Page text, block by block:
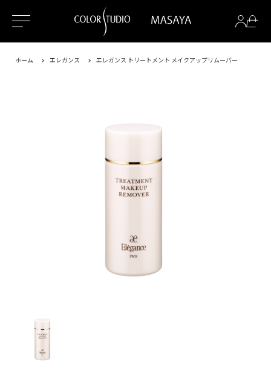
ホーム エレガンス エレガンス トリートメント メイクアップリムーバー